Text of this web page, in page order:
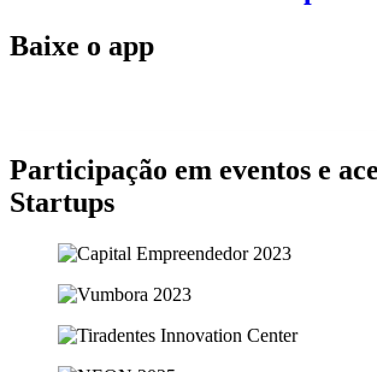
Baixe o app
Participação em eventos e
Startups